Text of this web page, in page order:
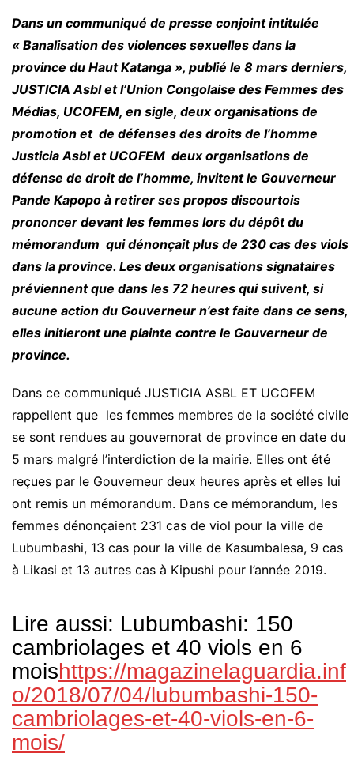
Dans un communiqué de presse conjoint intitulée
« Banalisation des violences sexuelles dans la
province du Haut Katanga », publié le 8 mars derniers,
JUSTICIA Asbl et l’Union Congolaise des Femmes des
Médias, UCOFEM, en sigle, deux organisations de
promotion et de défenses des droits de l’homme
Justicia Asbl et UCOFEM deux organisations de
défense de droit de l’homme, invitent le Gouverneur
Pande Kapopo à retirer ses propos discourtois
prononcer devant les femmes lors du dépôt du
mémorandum qui dénonçait plus de 230 cas des viols
dans la province. Les deux organisations signataires
préviennent que dans les 72 heures qui suivent, si
aucune action du Gouverneur n’est faite dans ce sens,
elles initieront une plainte contre le Gouverneur de
province.
Dans ce communiqué JUSTICIA ASBL ET UCOFEM
rappellent que les femmes membres de la société civile
se sont rendues au gouvernorat de province en date du
5 mars malgré l’interdiction de la mairie. Elles ont été
reçues par le Gouverneur deux heures après et elles lui
ont remis un mémorandum. Dans ce mémorandum, les
femmes dénonçaient 231 cas de viol pour la ville de
Lubumbashi, 13 cas pour la ville de Kasumbalesa, 9 cas
à Likasi et 13 autres cas à Kipushi pour l’année 2019.
Lire aussi: Lubumbashi: 150
cambriolages et 40 viols en 6
moishttps://magazinelaguardia.inf
o/2018/07/04/lubumbashi-150-
cambriolages-et-40-viols-en-6-
mois/